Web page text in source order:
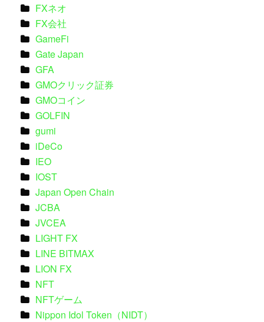
FXネオ
FX会社
GameFi
Gate Japan
GFA
GMOクリック証券
GMOコイン
GOLFIN
gumi
iDeCo
IEO
IOST
Japan Open Chain
JCBA
JVCEA
LIGHT FX
LINE BITMAX
LION FX
NFT
NFTゲーム
Nippon Idol Token（NIDT）